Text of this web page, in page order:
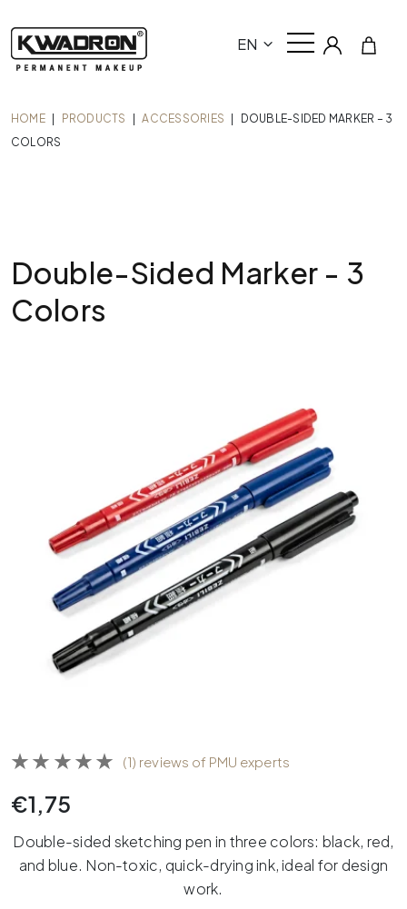
EN
HOME PRODUCTS ACCESSORIES
DOUBLE-SIDED MARKER – 3
COLORS
Double-Sided Marker - 3
Colors
(1) reviews of PMU experts
€1,75
Double-sided sketching pen in three colors: black, red,
and blue. Non-toxic, quick-drying ink, ideal for design
work.